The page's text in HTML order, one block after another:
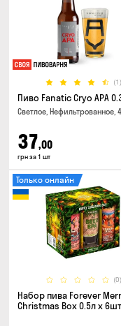
(1)
Пиво Fanatic Cryo APA
Светлое, Нефильтрованное,
37,00
грн за 1 шт
(0)
Только онлайн
Набор пива Forever
Christmas Box 0.5л x 6шт